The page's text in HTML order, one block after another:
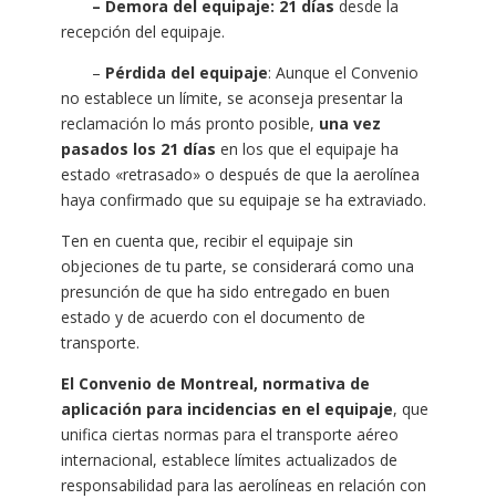
– Demora del equipaje: 21 días desde la
recepción del equipaje.
– Pérdida del equipaje: Aunque el Convenio
no establece un límite, se aconseja presentar la
reclamación lo más pronto posible, una vez
pasados los 21 días en los que el equipaje ha
estado «retrasado» o después de que la aerolínea
haya confirmado que su equipaje se ha extraviado.
Ten en cuenta que, recibir el equipaje sin
objeciones de tu parte, se considerará como una
presunción de que ha sido entregado en buen
estado y de acuerdo con el documento de
transporte.
El Convenio de Montreal, normativa de
aplicación para incidencias en el equipaje, que
unifica ciertas normas para el transporte aéreo
internacional, establece límites actualizados de
responsabilidad para las aerolíneas en relación con